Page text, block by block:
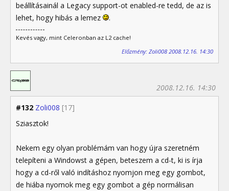
beállításainál a Legacy support-ot enabled-re tedd, de az is
lehet, hogy hibás a lemez
.
Kevés vagy, mint Celeronban az L2 cache!
Előzmény: Zoli008 2008.12.16. 14:30
#132 Zoli008 [17]
2008.12.16. 14:30
Sziasztok!
Nekem egy olyan problémám van hogy újra szeretném
telepíteni a Windowst a gépen, beteszem a cd-t, ki is írja
hogy a cd-ről való indításhoz nyomjon meg egy gombot,
de hiába nyomok meg egy gombot a gép normálisan